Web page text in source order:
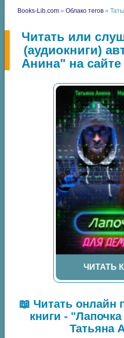
Books-Lib.com »Облако тегов »
Читать или
(аудиокниги)
Анина" на
ЧИТАТЬ
📖 Читать онлайн
книги -
Татьяна